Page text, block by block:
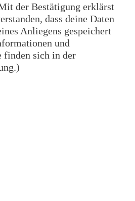
der Bestätigung erklärst
dass deine Daten
Anliegens gespeichert
und
finden sich in der